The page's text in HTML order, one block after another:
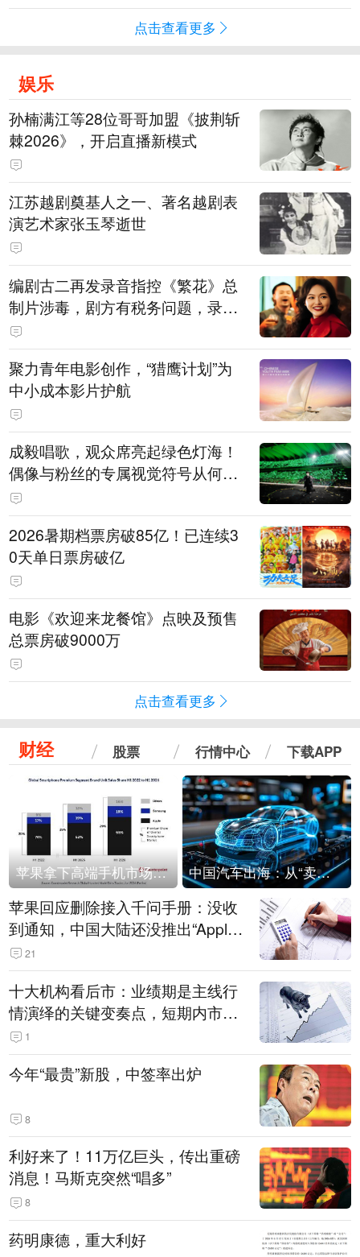
点击查看更多
娱乐
孙楠满江等28位哥哥加盟《披荆斩
棘2026》，开启直播新模式
江苏越剧奠基人之一、著名越剧表
演艺术家张玉琴逝世
编剧古二再发录音指控《繁花》总
制片涉毒，剧方有税务问题，录音
中王家卫称“一点够了，要不然又要
出事”
聚力青年电影创作，“猎鹰计划”为
中小成本影片护航
成毅唱歌，观众席亮起绿色灯海！
偶像与粉丝的专属视觉符号从何而
来
2026暑期档票房破85亿！已连续3
0天单日票房破亿
电影《欢迎来龙餐馆》点映及预售
总票房破9000万
点击查看更多
财经 股票 行情中心 下载APP
苹果拿下高端手机市场65%的份额：iPhone 17系列功不可没 中国汽车出海：从“卖出去”到“走进去”
苹果回应删除接入千问手册：没收
到通知，中国大陆还没推出“Apple
智能使用千问”功能
21
十大机构看后市：业绩期是主线行
情演绎的关键变奏点，短期内市场
或继续反弹，关注三条业绩主线
1
今年“最贵”新股，中签率出炉
8
利好来了！11万亿巨头，传出重磅
消息！马斯克突然“唱多”
8
药明康德，重大利好